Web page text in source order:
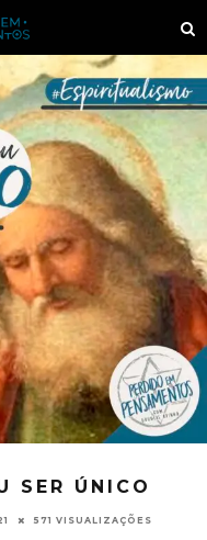
SER ÚNICO
571 VISUALIZAÇÕES